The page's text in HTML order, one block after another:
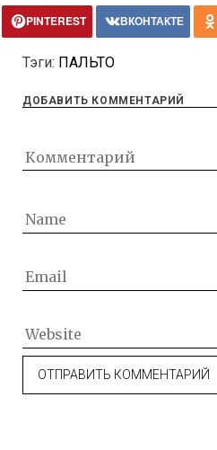
PINTEREST ВКОНТАКТЕ
Тэги: ПАЛЬТО
ДОБАВИТЬ КОММЕНТАРИЙ